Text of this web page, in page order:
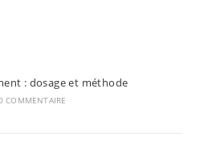
: dosage et méthode
COMMENTAIRE